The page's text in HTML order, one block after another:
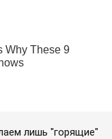
лишь "горящие"